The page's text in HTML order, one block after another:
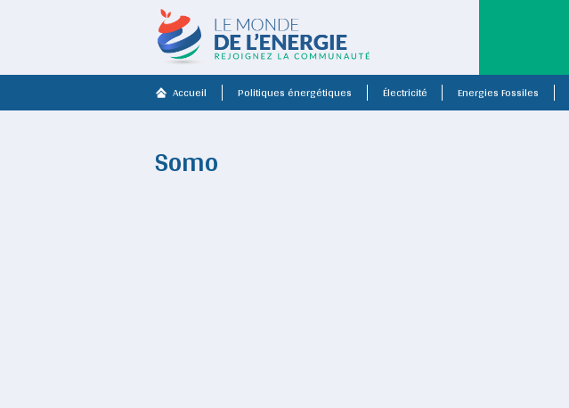
Accueil Politiques énergétiques Électricité Energies Fossiles
Somo